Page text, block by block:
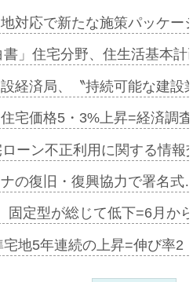
対応で新たな施策パッケ
書」住宅分野、住生活基本
経済局、〝持続可能な建
宅価格5・3%上昇=経済調
ーン不正利用に関する情
の復旧・復興協力で署名
固定型が総じて低下=6月か
宅地5年連続の上昇=伸び率